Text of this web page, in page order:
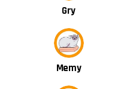
Gry
Memy